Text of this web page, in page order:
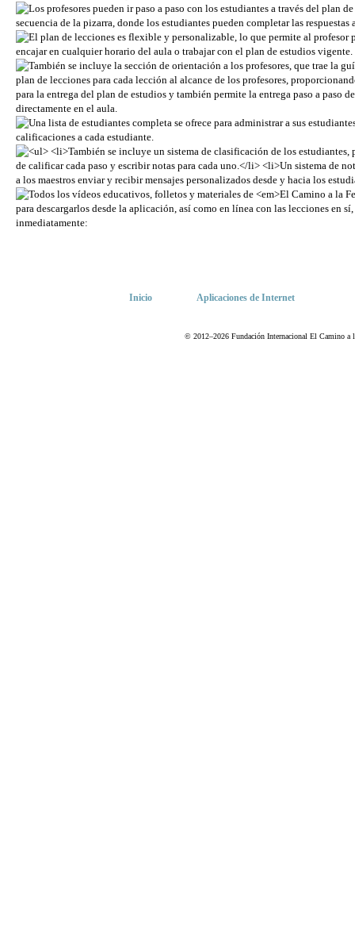
Inicio Aplicaciones de Internet
© 2012–2026 Fundación Internacional El Camino a